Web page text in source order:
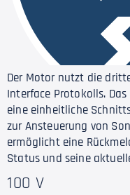
Der Motor nutzt die
Interface Protokolls.
eine einheitliche
zur Ansteuerung von
ermöglicht eine
Status und seine
100 V